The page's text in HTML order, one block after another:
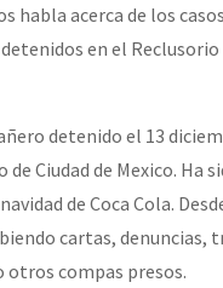
habla acerca de los
en el
detenido el 13
Ciudad de Mexico. Ha
de Coca Cola.
cartas, denuncias,
otros compas presos.